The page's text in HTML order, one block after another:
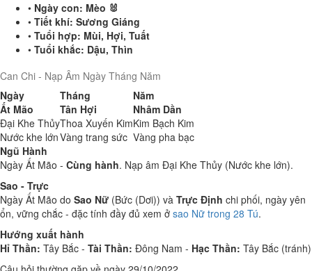
• Ngày con: Mèo 🐰
• Tiết khí: Sương Giáng
• Tuổi hợp: Mùi, Hợi, Tuất
• Tuổi khắc: Dậu, Thìn
Can Chi - Nạp Âm Ngày Tháng Năm
Ngày
Tháng
Năm
Ất Mão
Tân Hợi
Nhâm Dần
Đại Khe ThủyThoa Xuyến KimKim Bạch Kim
Nước khe lớnVàng trang sức Vàng pha bạc
Ngũ Hành
Ngày Ất Mão - Cùng hành. Nạp âm Đại Khe Thủy (Nước khe lớn).
Sao - Trực
Ngày Ất Mão do Sao Nữ (Bức (Dơi)) và Trực Định chi phối, ngày yên
ổn, vững chắc - đặc tính đầy đủ xem ở sao Nữ trong 28 Tú.
Hướng xuất hành
Hỉ Thần: Tây Bắc - Tài Thần: Đông Nam - Hạc Thần: Tây Bắc (tránh)